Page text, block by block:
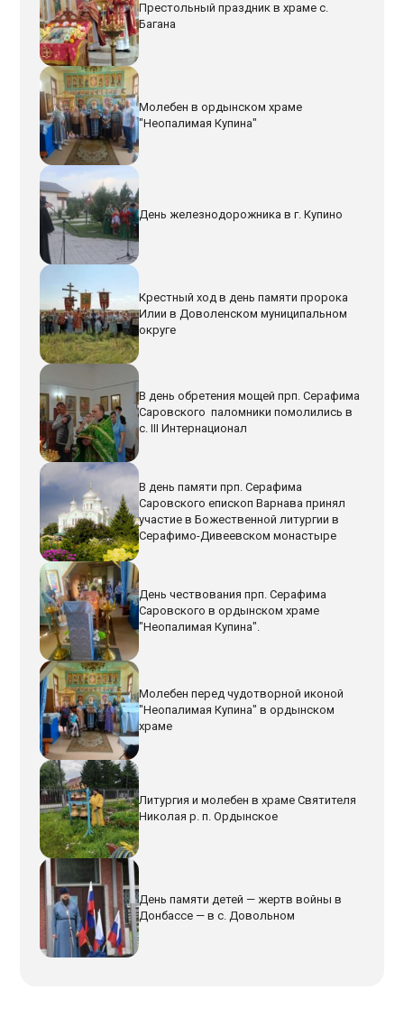
Престольный праздник в храме с.
Багана
Молебен в ордынском храме
"Неопалимая Купина"
День железнодорожника в г. Купино
Крестный ход в день памяти пророка
Илии в Доволенском муниципальном
округе
В день обретения мощей прп. Серафима
Саровского паломники помолились в
с. III Интернационал
В день памяти прп. Серафима
Саровского епископ Варнава принял
участие в Божественной литургии в
Серафимо-Дивеевском монастыре
День чествования прп. Серафима
Саровского в ордынском храме
"Неопалимая Купина".
Молебен перед чудотворной иконой
"Неопалимая Купина" в ордынском
храме
Литургия и молебен в храме Святителя
Николая р. п. Ордынское
День памяти детей — жертв войны в
Донбассе — в с. Довольном